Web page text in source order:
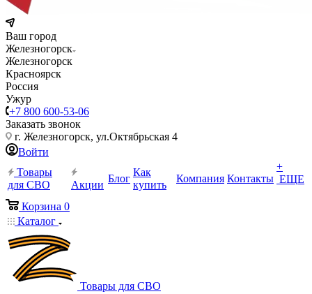
Ваш город
Железногорск
Железногорск
Красноярск
Россия
Ужур
+7 800 600-53-06
Заказать звонок
г. Железногорск, ул.Октябрьская 4
Войти
Товары
для СВО
Акции
Блог
Как
купить
Компания Контакты
+
ЕЩЕ
Корзина 0
Каталог
Товары для СВО